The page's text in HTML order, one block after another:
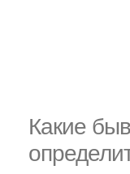
Какие